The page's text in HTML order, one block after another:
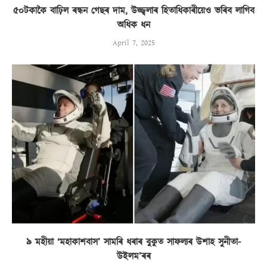
৫০টকাকৈ বাঢ়িল ৰন্ধন গেছৰ দাম, উজ্জ্বলাৰ হিতাধিকাৰীয়েও ভৰিব লাগিব
অধিক ধন
April 7, 2025
৯ মহীয়া ‘মহাকাশবাস’ সামৰি ধৰাৰ বুকুত সাফল্যৰ উশাহ সুনীতা-
উইলম’ৰৰ